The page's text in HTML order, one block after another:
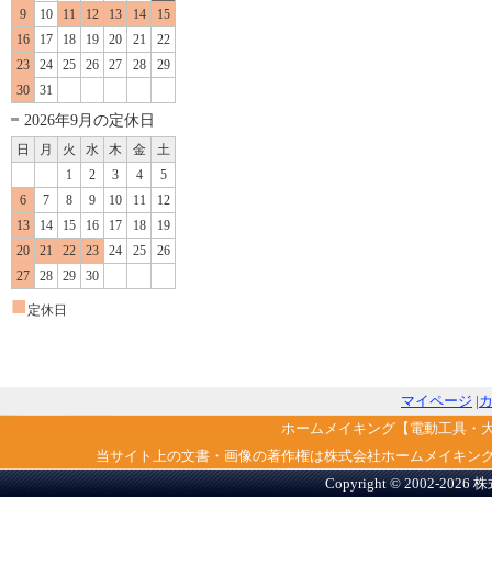
9
10 11 12 13 14
15
16
17 18 19 20 21
22
23
24 25 26 27 28
29
30
31
2026年9月の定休日
日 月 火 水 木 金
土
1
2 3 4
5
6
7 8 9 10 11
12
13
14 15 16 17 18
19
20
21 22 23 24 25
26
27
28 29 30
■ 定休日
マイページ |
ホームメイキング【電動工具・
当サイト上の文書・画像の著作権は株式会社ホームメイキ
Copyright © 2002-2026